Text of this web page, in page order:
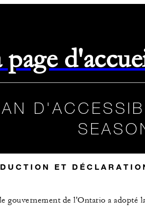
ET
gouvernement de l'Ontario a adopté